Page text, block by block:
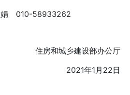
娟 010-58933262
住房和城乡建设部办公厅
2021年1月22日